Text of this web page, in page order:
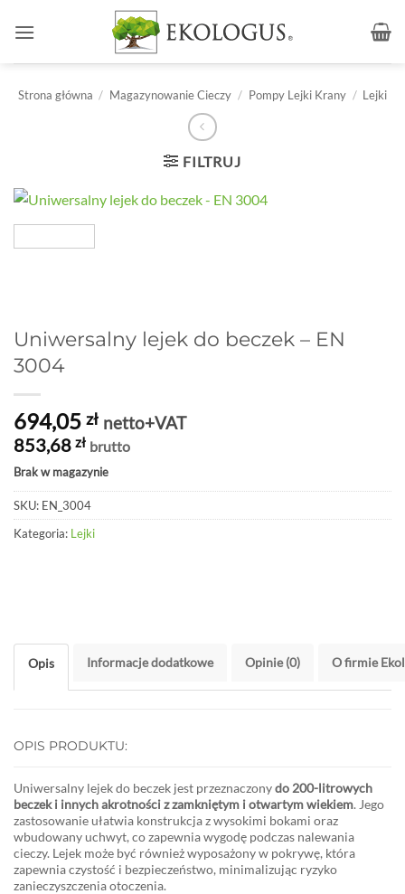
Strona główna / Magazynowanie Cieczy / Pompy Lejki Krany / Lejki
FILTRUJ
Uniwersalny lejek do beczek – EN
3004
694,05 zł netto+VAT
853,68 zł brutto
Brak w magazynie
SKU: EN_3004
Kategoria: Lejki
Opis Informacje dodatkowe Opinie (0) O firmie
OPIS PRODUKTU:
Uniwersalny lejek do beczek jest przeznaczonydo 200-litrowych
beczek i innych akrotności z zamkniętym i otwartym wiekiem. Jego
zastosowanie ułatwia konstrukcja z wysokimi bokami oraz
wbudowany uchwyt, co zapewnia wygodę podczas nalewania
cieczy. Lejek może być również wyposażony w pokrywę, która
zapewnia czystość i bezpieczeństwo, minimalizując ryzyko
zanieczyszczenia otoczenia.